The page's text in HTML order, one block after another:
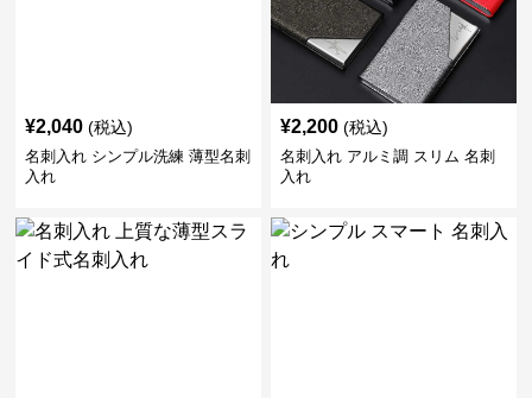
¥2,040 (税込)
名刺入れ シンプル洗練 薄型名刺
入れ
¥2,200 (税込)
名刺入れ アルミ調 スリム 名刺
入れ